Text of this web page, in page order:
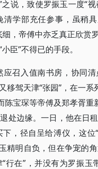
说，致使罗振玉一度“
学部充任参事，虽稍
，帝傅中亦乏真正欣赏
臣”不得已的手段。
召入值南书房，协同
移驾天津“张园”，在一
陈宝琛等帝傅及郑孝胥
处边缘。一日，他在日
，径自呈给溥仪，这
精明自负，但在争宠的
行在”，并没有为罗振玉